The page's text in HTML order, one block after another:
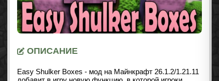
ОПИСАНИЕ
Easy Shulker Boxes - мод на Майнкрафт 26.1.2/1.21.11